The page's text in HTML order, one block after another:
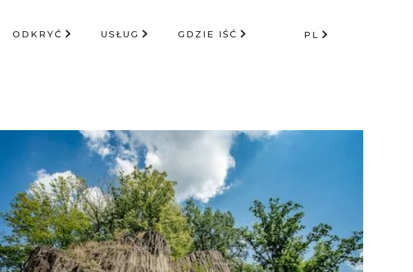
ODKRYĆ USŁUG GDZIE IŚĆ PL